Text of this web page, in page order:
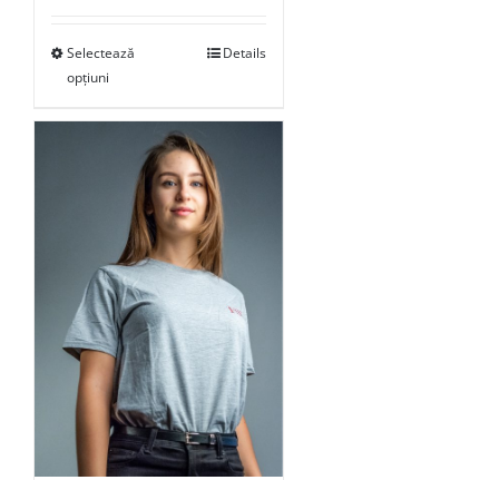
Selectează
opțiuni
Details